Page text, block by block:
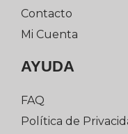
Contacto
Mi Cuenta
AYUDA
FAQ
Política de